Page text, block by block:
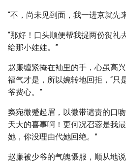
“不，尚未见到面，我一进京就先
“那好！口头顺便帮我提两份贺礼
给那小娃娃。”
赵廉缠紧掩在袖里的手，心虽高
福气才是，所以婉转地回拒，“只
爷费心。”
窦宛微蹙起眉，以微带谴责的口
天大的喜事啊！更何况召蓉是我
她，你没理由代她回绝。”
赵廉被少爷的气魄慑服，顺从地